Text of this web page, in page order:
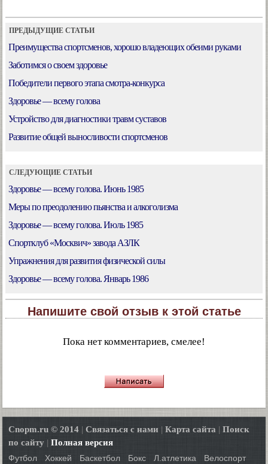
ПРЕДЫДУЩИЕ СТАТЬИ
Преимущества спортсменов, хорошо владеющих обеими руками
Заботимся о своем здоровье
Победители первого этапа смотра-конкурса
Здоровье — всему голова
Устройство для диагностики травм суставов
Развитие общей выносливости спортсменов
СЛЕДУЮЩИЕ СТАТЬИ
Здоровье — всему голова. Июнь 1985
Меры по преодолению пьянства и алкоголизма
Здоровье — всему голова. Июль 1985
Спортклуб «Москвич» завода АЗЛК
Упражнения для развития физической силы
Здоровье — всему голова. Январь 1986
Напишите свой отзыв к этой статье
Пока нет комментариев, смелее!
Cnopm.ru © 2014 | Связаться с нами | Карта сайта | Поиск
по сайту | Полная версия
Футбол
Хоккей Баскетбол Бокс Л.атлетика Велоспорт